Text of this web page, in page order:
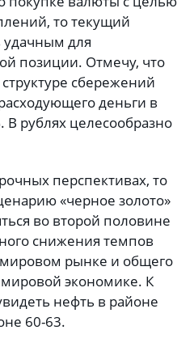
то текущий
для
позиции. Отмечу, что
сбережений
деньги в
В рублях целесообразно
перспективах, то
«черное золото»
во второй половине
снижения темпов
рынке и общего
экономике. К
нефть в районе
60-63.